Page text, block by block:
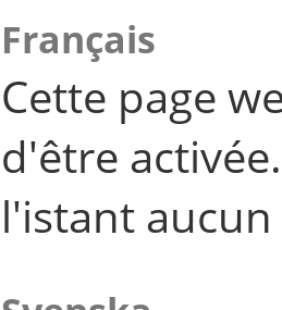
Français
Cette page
d'être
l'istant